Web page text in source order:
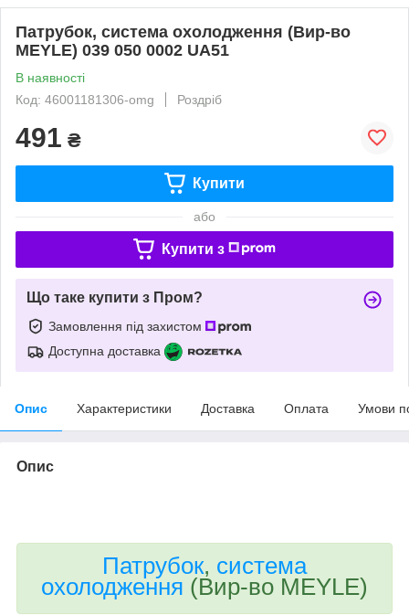
Патрубок, система охолодження (Вир-во
MEYLE) 039 050 0002 UA51
В наявності
Код: 46001181306-omg
Роздріб
491 ₴
Купити
або
Купити з
Що таке купити з Пром?
Замовлення під захистом
Доступна доставка
Опис Характеристики Доставка Оплата Умови
Опис
Патрубок, система
охолодження (Вир-во MEYLE)